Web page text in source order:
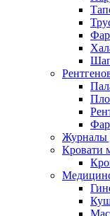
Журналы
Кровати